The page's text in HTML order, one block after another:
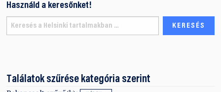
Használd a keresőnket!
Találatok szűrése kategória szerint